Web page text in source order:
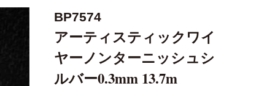
BP7574
アーティスティックワイ
ヤーノンターニッシュシ
ルバー0.3mm 13.7m